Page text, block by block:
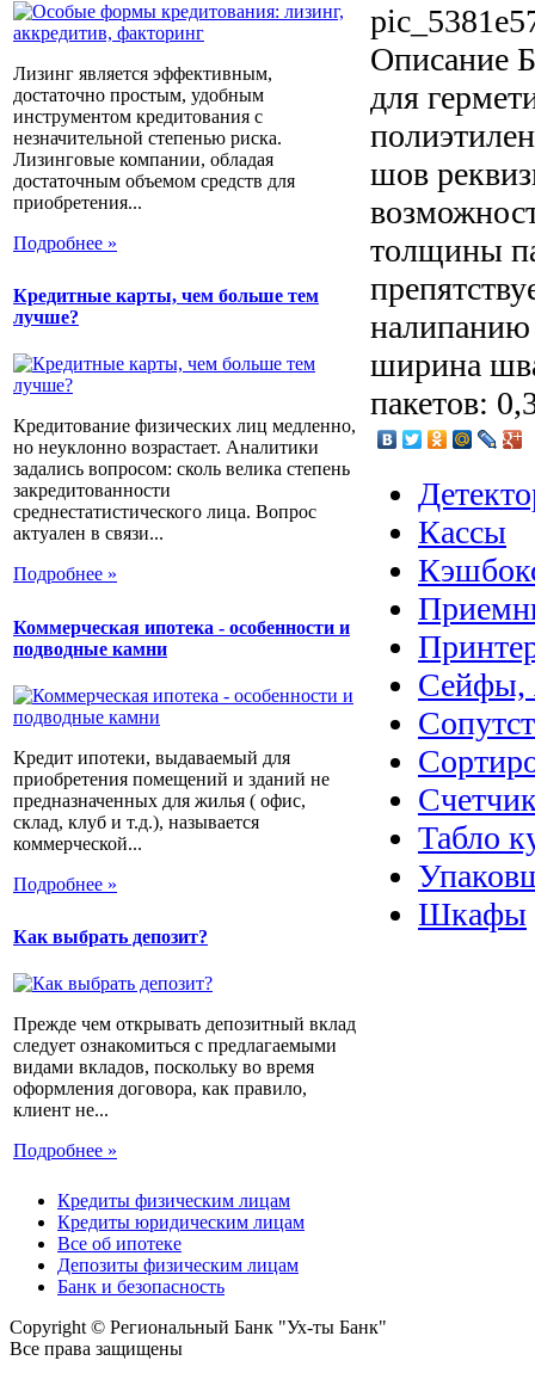
Лизинг является эффективным,
достаточно простым, удобным
инструментом кредитования с
незначительной степенью риска.
Лизинговые компании, обладая
достаточным объемом средств для
приобретения...
Подробнее »
Кредитные карты, чем больше тем
лучше?
Кредитование физических лиц медленно,
но неуклонно возрастает. Аналитики
задались вопросом: сколь велика степень
закредитованности
среднестатистического лица. Вопрос
актуален в связи...
Подробнее »
Коммерческая ипотека - особенности и
подводные камни
Кредит ипотеки, выдаваемый для
приобретения помещений и зданий не
предназначенных для жилья ( офис,
склад, клуб и т.д.), называется
коммерческой...
Подробнее »
Как выбрать депозит?
Прежде чем открывать депозитный вклад
следует ознакомиться с предлагаемыми
видами вкладов, поскольку во время
оформления договора, как правило,
клиент не...
Подробнее »
Описание
для
шов
толщины
налипанию
ширина
пакетов:
Кассы
Сейфы,
Табло
Шкафы
Кредиты физическим лицам
Кредиты юридическим лицам
Все об ипотеке
Депозиты физическим лицам
Банк и безопасность
Copyright © Региональный Банк "Ух-ты Банк"
Все права защищены